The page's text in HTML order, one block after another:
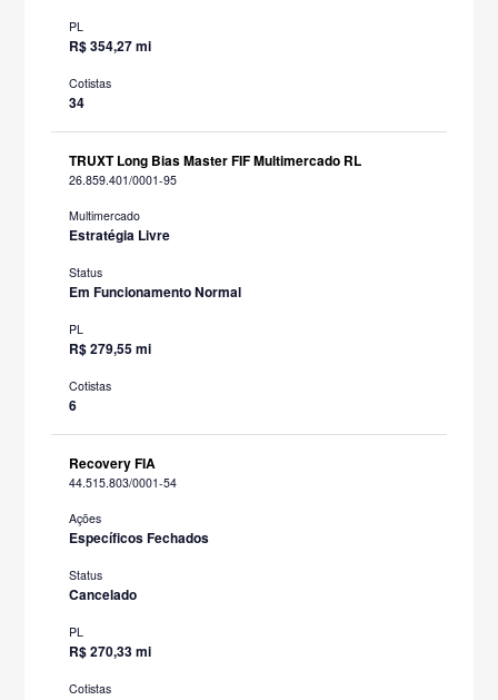
PL
R$ 354,27 mi
Cotistas
34
TRUXT Long Bias Master FIF Multimercado RL
26.859.401/0001-95
Multimercado
Estratégia Livre
Status
Em Funcionamento Normal
PL
R$ 279,55 mi
Cotistas
6
Recovery FIA
44.515.803/0001-54
Ações
Específicos Fechados
Status
Cancelado
PL
R$ 270,33 mi
Cotistas